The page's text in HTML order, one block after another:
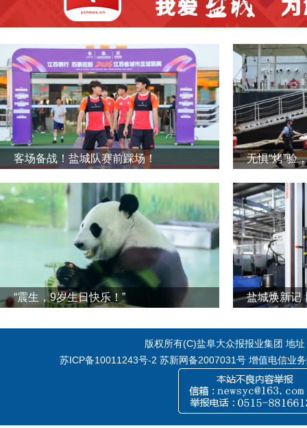
客场备战！盐城队赛前踩场！ 无惧“烤”验
“震生，9岁生日快乐！”
版权所有(C)盐阜大众报报业集团 地
苏ICP备10011243号-2 苏新网备2007031号 增值电信业